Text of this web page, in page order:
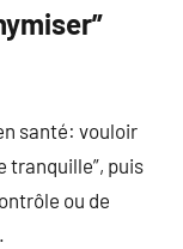
santé: vouloir
tranquille”, puis
ou de